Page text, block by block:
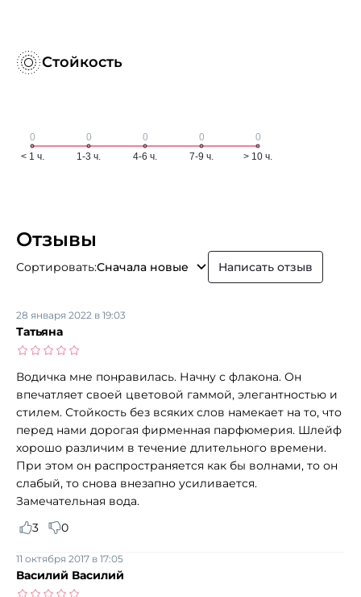
Стойкость
Отзывы
Сортировать:Сначала новые Написать отзыв
Татьяна
28 января 2022 в 19:03
Водичка мне понравилась. Начну с флакона. Он
впечатляет своей цветовой гаммой, элегантностью и
стилем. Стойкость без всяких слов намекает на то, что
перед нами дорогая фирменная парфюмерия. Шлейф
хорошо различим в течение длительного времени.
При этом он распространяется как бы волнами, то он
слабый, то снова внезапно усиливается.
Замечательная вода.
3
0
Василий Василий
11 октября 2017 в 17:05